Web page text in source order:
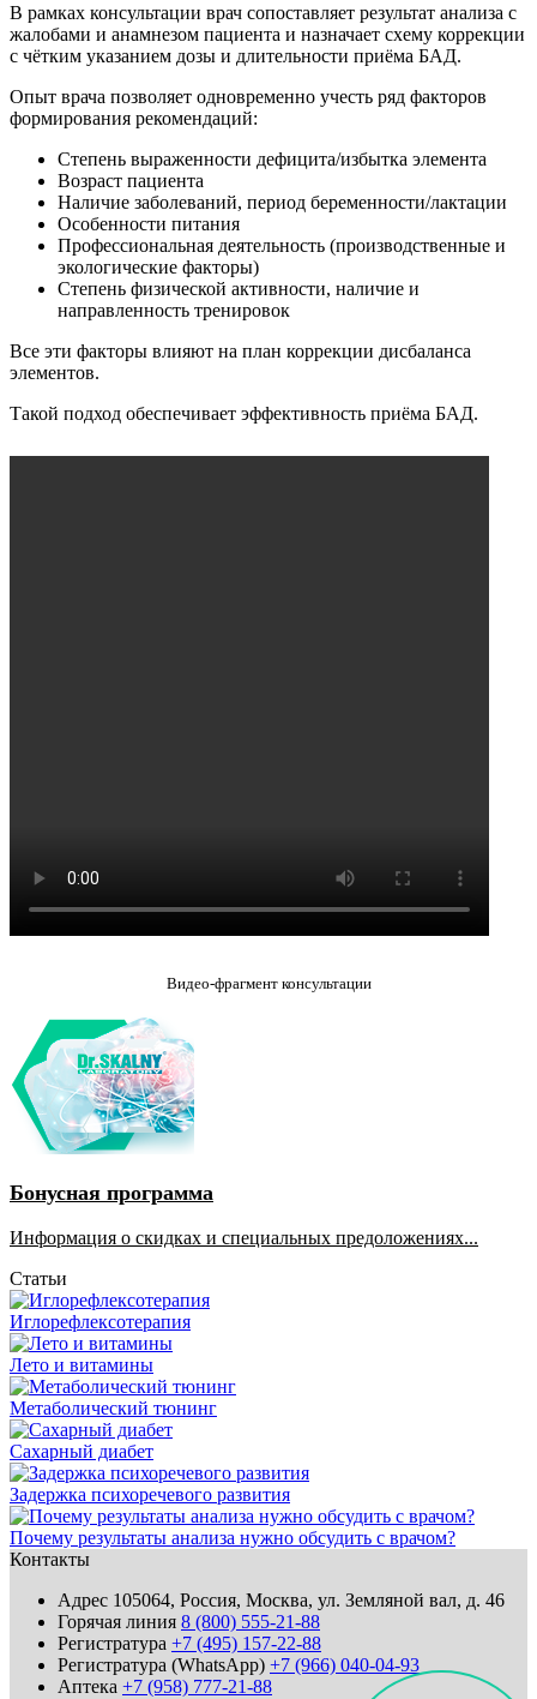
В рамках консультации врач сопоставляет результат анализа с
жалобами и анамнезом пациента и назначает схему коррекции
с чётким указанием дозы и длительности приёма БАД.
Опыт врача позволяет одновременно учесть ряд факторов
формирования рекомендаций:
Степень выраженности дефицита/избытка элемента
Возраст пациента
Наличие заболеваний, период беременности/лактации
Особенности питания
Профессиональная деятельность (производственные и
экологические факторы)
Степень физической активности, наличие и
направленность тренировок
Все эти факторы влияют на план коррекции дисбаланса
элементов.
Такой подход обеспечивает эффективность приёма БАД.
Видео-фрагмент консультации
Бонусная программа
Информация о скидках и специальных предоложениях...
Статьи
Иглорефлексотерапия
Лето и витамины
Метаболический тюнинг
Сахарный диабет
Задержка психоречевого развития
Почему результаты анализа нужно обсудить с врачом?
Контакты
Адрес 105064, Россия, Москва, ул. Земляной вал, д. 46
Горячая линия 8 (800) 555-21-88
Регистратура +7 (495) 157-22-88
Регистратура (WhatsApp) +7 (966) 040-04-93
Аптека +7 (958) 777-21-88